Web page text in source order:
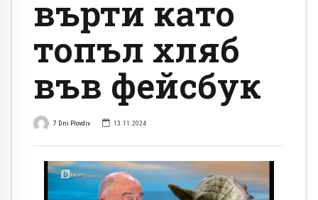
върти като
топъл хляб
във фейсбук
7 Dni Plovdiv 13.11.2024